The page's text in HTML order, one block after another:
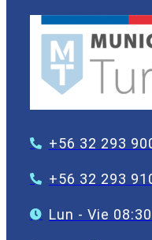
+56 32 293
+56 32 293
Lun - Vie